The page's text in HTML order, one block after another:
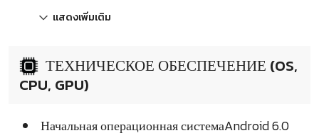
แสดงเพิ่มเติม
ТЕХНИЧЕСКОЕ ОБЕСПЕЧЕНИЕ (OS,
CPU, GPU)
Начальная операционная системаAndroid 6.0